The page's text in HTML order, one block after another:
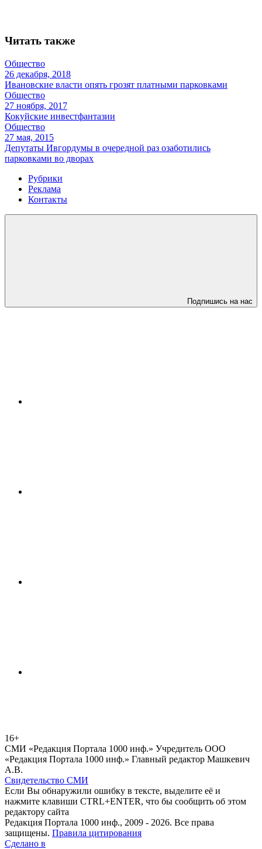
Читать также
Общество
26 декабря, 2018
Ивановские власти опять грозят платными парковками
Общество
27 ноября, 2017
Кокуйские инвестфантазии
Общество
27 мая, 2015
Депутаты Ивгордумы в очередной раз озаботились
парковками во дворах
Рубрики
Реклама
Контакты
Подпишись на нас
16+
СМИ «Редакция Портала 1000 инф.» Учредитель ООО
«Редакция Портала 1000 инф.» Главный редактор Машкевич
А.В.
Свидетельство СМИ
Если Вы обнаружили ошибку в тексте, выделите её и
нажмите клавиши CTRL+ENTER, что бы сообщить об этом
редактору сайта
Редакция Портала 1000 инф., 2009 - 2026. Все права
защищены. Правила цитирования
Сделано в